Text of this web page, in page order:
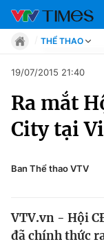
Chuyên mục
Tin tức
Phong cách
THỂ THAO
Move
Phong cách
Sự kiện
Thể thao
Bên lề
19/07/2015 21:40
Ra mắt
City tại
Ban Thể thao VTV
VTV.vn - Hội
đã chính thức